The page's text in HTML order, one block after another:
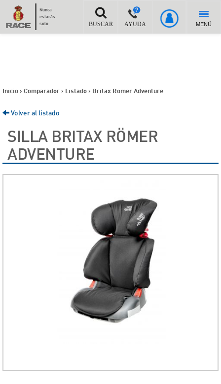
Nunca
estarás
solo
BUSCAR AYUDA MENÚ
Inicio > Comparador > Listado > Britax Römer Adventure
Volver al listado
SILLA BRITAX RÖMER
ADVENTURE